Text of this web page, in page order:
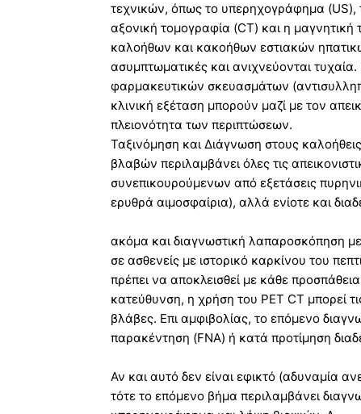
τεχνικών, όπως το υπερηχογράφημα (US),
αξονική τομογραφία (CT) και η
καλοήθων και κακοήθων εστιακών
ασυμπτωματικές και ανιχνεύονται
φαρμακευτικών σκευασμάτων
κλινική εξέταση μπορούν μαζί με τον
πλειονότητα των περιπτώσεων.
Ταξινόμηση και Διάγνωση στους
βλαβών περιλαμβάνει όλες τις
συνεπικουρούμενων από εξετάσεις
ερυθρά αιμοσφαίρια), αλλά ενίοτε και
ακόμα και διαγνωστική λαπαροσκόπηση
σε ασθενείς με ιστορικό καρκίνου του
πρέπει να αποκλεισθεί με κάθε
κατεύθυνση, η χρήση του PET CT μπορεί
βλάβες. Επι αμφιβολίας, το επόμενο
παρακέντηση (FNA) ή κατά προτίμηση
Αν και αυτό δεν είναι εφικτό (αδυναμία
τότε το επόμενο βήμα περιλαμβάνει